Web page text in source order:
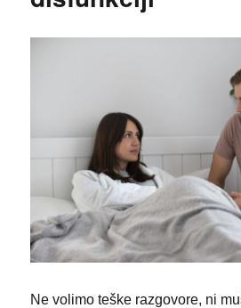
Ne volimo teške razgovore, ni